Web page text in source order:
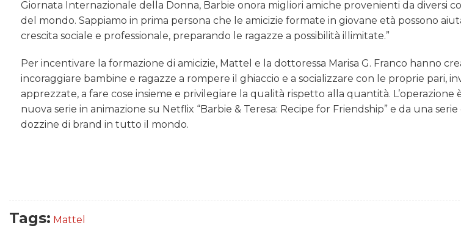
Giornata Internazionale della Donna, Barbie onora migliori amiche provenienti da diversi
del mondo. Sappiamo in prima persona che le amicizie formate in giovane età possono
crescita sociale e professionale, preparando le ragazze a possibilità illimitate.”
Per incentivare la formazione di amicizie, Mattel e la dottoressa Marisa G. Franco hanno
incoraggiare bambine e ragazze a rompere il ghiaccio e a socializzare con le proprie pari,
apprezzate, a fare cose insieme e privilegiare la qualità rispetto alla quantità. L’operazione
nuova serie in animazione su Netflix “Barbie & Teresa: Recipe for Friendship” e da una
dozzine di brand in tutto il mondo.
Tags: Mattel